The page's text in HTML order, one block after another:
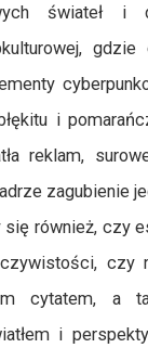
świateł i
gdzie
i
reklam,
zagubienie
również, czy
czy
cytatem, a
i